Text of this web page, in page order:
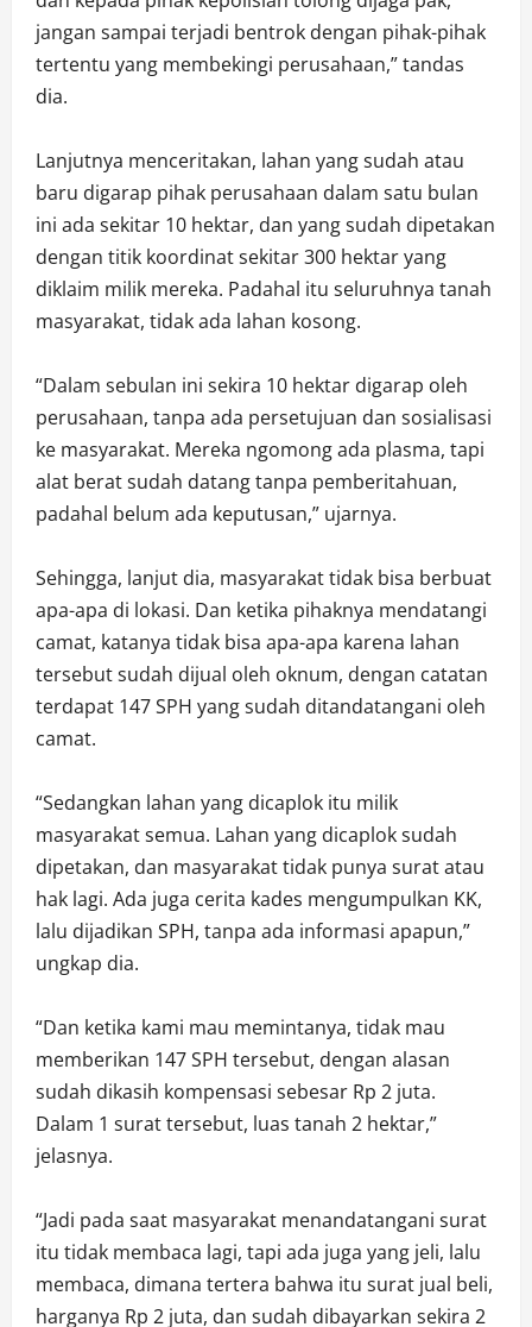
jangan sampai terjadi bentrok dengan pihak-pihak
tertentu yang membekingi perusahaan,” tandas
dia.
Lanjutnya menceritakan, lahan yang sudah atau
baru digarap pihak perusahaan dalam satu bulan
ini ada sekitar 10 hektar, dan yang sudah dipetakan
dengan titik koordinat sekitar 300 hektar yang
diklaim milik mereka. Padahal itu seluruhnya tanah
masyarakat, tidak ada lahan kosong.
“Dalam sebulan ini sekira 10 hektar digarap oleh
perusahaan, tanpa ada persetujuan dan sosialisasi
ke masyarakat. Mereka ngomong ada plasma, tapi
alat berat sudah datang tanpa pemberitahuan,
padahal belum ada keputusan,” ujarnya.
Sehingga, lanjut dia, masyarakat tidak bisa berbuat
apa-apa di lokasi. Dan ketika pihaknya mendatangi
camat, katanya tidak bisa apa-apa karena lahan
tersebut sudah dijual oleh oknum, dengan catatan
terdapat 147 SPH yang sudah ditandatangani oleh
camat.
“Sedangkan lahan yang dicaplok itu milik
masyarakat semua. Lahan yang dicaplok sudah
dipetakan, dan masyarakat tidak punya surat atau
hak lagi. Ada juga cerita kades mengumpulkan KK,
lalu dijadikan SPH, tanpa ada informasi apapun,”
ungkap dia.
“Dan ketika kami mau memintanya, tidak mau
memberikan 147 SPH tersebut, dengan alasan
sudah dikasih kompensasi sebesar Rp 2 juta.
Dalam 1 surat tersebut, luas tanah 2 hektar,”
jelasnya.
“Jadi pada saat masyarakat menandatangani surat
itu tidak membaca lagi, tapi ada juga yang jeli, lalu
membaca, dimana tertera bahwa itu surat jual beli,
harganya Rp 2 juta, dan sudah dibayarkan sekira 2